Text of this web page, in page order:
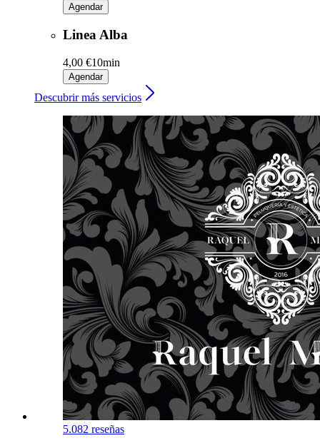
Agendar
Linea Alba
4,00 €10min
Agendar
Descubrir más servicios
5.082 reseñas